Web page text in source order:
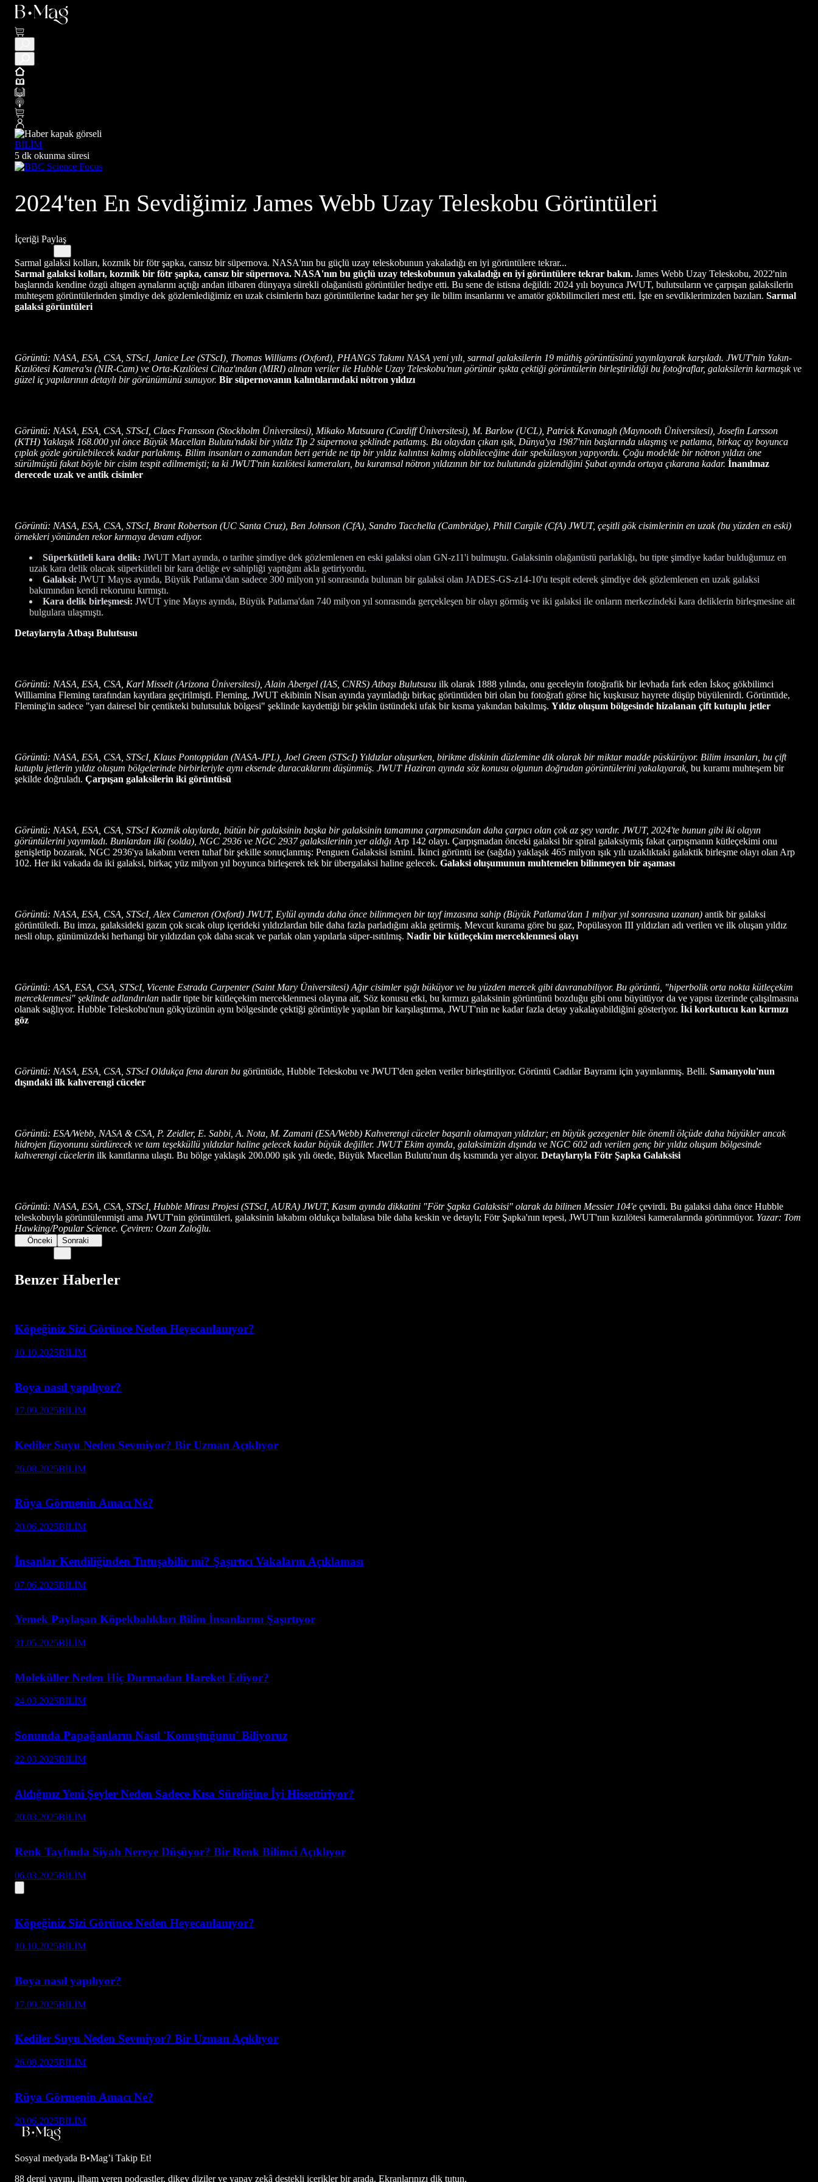
BİLİM
5 dk okunma süresi
2024'ten En Sevdiğimiz James Webb Uzay Teleskobu Görüntüleri
İçeriği Paylaş
Sarmal galaksi kolları, kozmik bir fötr şapka, cansız bir süpernova. NASA'nın bu güçlü uzay teleskobunun yakaladığı en iyi görüntülere tekrar...
Sarmal galaksi kolları, kozmik bir fötr şapka, cansız bir süpernova. NASA'nın bu güçlü uzay teleskobunun yakaladığı en iyi görüntülere tekrar bakın. James Webb Uzay Teleskobu, 2022'nin
başlarında kendine özgü altıgen aynalarını açtığı andan itibaren dünyaya sürekli olağanüstü görüntüler hediye etti. Bu sene de istisna değildi: 2024 yılı boyunca JWUT, bulutsuların ve çarpışan galaksilerin
muhteşem görüntülerinden şimdiye dek gözlemlediğimiz en uzak cisimlerin bazı görüntülerine kadar her şey ile bilim insanlarını ve amatör gökbilimcileri mest etti. İşte en sevdiklerimizden bazıları. Sarmal
galaksi görüntüleri
Görüntü: NASA, ESA, CSA, STScI, Janice Lee (STScI), Thomas Williams (Oxford), PHANGS Takımı NASA yeni yılı, sarmal galaksilerin 19 müthiş görüntüsünü yayınlayarak karşıladı. JWUT'nin Yakın-
Kızılötesi Kamera'sı (NIR-Cam) ve Orta-Kızılötesi Cihaz'ından (MIRI) alınan veriler ile Hubble Uzay Teleskobu'nun görünür ışıkta çektiği görüntülerin birleştirildiği bu fotoğraflar, galaksilerin karmaşık ve
güzel iç yapılarının detaylı bir görünümünü sunuyor. Bir süpernovanın kalıntılarındaki nötron yıldızı
Görüntü: NASA, ESA, CSA, STScI, Claes Fransson (Stockholm Üniversitesi), Mikako Matsuura (Cardiff Üniversitesi), M. Barlow (UCL), Patrick Kavanagh (Maynooth Üniversitesi), Josefin Larsson
(KTH) Yaklaşık 168.000 yıl önce Büyük Macellan Bulutu'ndaki bir yıldız Tip 2 süpernova şeklinde patlamış. Bu olaydan çıkan ışık, Dünya'ya 1987'nin başlarında ulaşmış ve patlama, birkaç ay boyunca
çıplak gözle görülebilecek kadar parlakmış. Bilim insanları o zamandan beri geride ne tip bir yıldız kalıntısı kalmış olabileceğine dair spekülasyon yapıyordu. Çoğu modelde bir nötron yıldızı öne
sürülmüştü fakat böyle bir cisim tespit edilmemişti; ta ki JWUT'nin kızılötesi kameraları, bu kuramsal nötron yıldızının bir toz bulutunda gizlendiğini Şubat ayında ortaya çıkarana kadar. İnanılmaz
derecede uzak ve antik cisimler
Görüntü: NASA, ESA, CSA, STScI, Brant Robertson (UC Santa Cruz), Ben Johnson (CfA), Sandro Tacchella (Cambridge), Phill Cargile (CfA) JWUT, çeşitli gök cisimlerinin en uzak (bu yüzden en eski)
örnekleri yönünden rekor kırmaya devam ediyor.
Süperkütleli kara delik: JWUT Mart ayında, o tarihte şimdiye dek gözlemlenen en eski galaksi olan GN-z11'i bulmuştu. Galaksinin olağanüstü parlaklığı, bu tipte şimdiye kadar bulduğumuz en
uzak kara delik olacak süperkütleli bir kara deliğe ev sahipliği yaptığını akla getiriyordu.
Galaksi: JWUT Mayıs ayında, Büyük Patlama'dan sadece 300 milyon yıl sonrasında bulunan bir galaksi olan JADES-GS-z14-10'u tespit ederek şimdiye dek gözlemlenen en uzak galaksi
bakımından kendi rekorunu kırmıştı.
Kara delik birleşmesi: JWUT yine Mayıs ayında, Büyük Patlama'dan 740 milyon yıl sonrasında gerçekleşen bir olayı görmüş ve iki galaksi ile onların merkezindeki kara deliklerin birleşmesine ait
bulgulara ulaşmıştı.
Detaylarıyla Atbaşı Bulutsusu
Görüntü: NASA, ESA, CSA, Karl Misselt (Arizona Üniversitesi), Alain Abergel (IAS, CNRS) Atbaşı Bulutsusu ilk olarak 1888 yılında, onu geceleyin fotoğrafik bir levhada fark eden İskoç gökbilimci
Williamina Fleming tarafından kayıtlara geçirilmişti. Fleming, JWUT ekibinin Nisan ayında yayınladığı birkaç görüntüden biri olan bu fotoğrafı görse hiç kuşkusuz hayrete düşüp büyülenirdi. Görüntüde,
Fleming'in sadece "yarı dairesel bir çentikteki bulutsuluk bölgesi" şeklinde kaydettiği bir şeklin üstündeki ufak bir kısma yakından bakılmış. Yıldız oluşum bölgesinde hizalanan çift kutuplu jetler
Görüntü: NASA, ESA, CSA, STScI, Klaus Pontoppidan (NASA-JPL), Joel Green (STScI) Yıldızlar oluşurken, birikme diskinin düzlemine dik olarak bir miktar madde püskürüyor. Bilim insanları, bu çift
kutuplu jetlerin yıldız oluşum bölgelerinde birbirleriyle aynı eksende duracaklarını düşünmüş. JWUT Haziran ayında söz konusu olgunun doğrudan görüntülerini yakalayarak, bu kuramı muhteşem bir
şekilde doğruladı. Çarpışan galaksilerin iki görüntüsü
Görüntü: NASA, ESA, CSA, STScI Kozmik olaylarda, bütün bir galaksinin başka bir galaksinin tamamına çarpmasından daha çarpıcı olan çok az şey vardır. JWUT, 2024'te bunun gibi iki olayın
görüntülerini yayımladı. Bunlardan ilki (solda), NGC 2936 ve NGC 2937 galaksilerinin yer aldığı Arp 142 olayı. Çarpışmadan önceki galaksi bir spiral galaksiymiş fakat çarpışmanın kütleçekimi onu
genişletip bozarak, NGC 2936'ya lakabını veren tuhaf bir şekille sonuçlanmış: Penguen Galaksisi ismini. İkinci görüntü ise (sağda) yaklaşık 465 milyon ışık yılı uzaklıktaki galaktik birleşme olayı olan Arp
102. Her iki vakada da iki galaksi, birkaç yüz milyon yıl boyunca birleşerek tek bir übergalaksi haline gelecek. Galaksi oluşumunun muhtemelen bilinmeyen bir aşaması
Görüntü: NASA, ESA, CSA, STScI, Alex Cameron (Oxford) JWUT, Eylül ayında daha önce bilinmeyen bir tayf imzasına sahip (Büyük Patlama'dan 1 milyar yıl sonrasına uzanan) antik bir galaksi
görüntüledi. Bu imza, galaksideki gazın çok sıcak olup içerideki yıldızlardan bile daha fazla parladığını akla getirmiş. Mevcut kurama göre bu gaz, Popülasyon III yıldızları adı verilen ve ilk oluşan yıldız
nesli olup, günümüzdeki herhangi bir yıldızdan çok daha sıcak ve parlak olan yapılarla süper-ısıtılmış. Nadir bir kütleçekim merceklenmesi olayı
Görüntü: ASA, ESA, CSA, STScI, Vicente Estrada Carpenter (Saint Mary Üniversitesi) Ağır cisimler ışığı büküyor ve bu yüzden mercek gibi davranabiliyor. Bu görüntü, "hiperbolik orta nokta kütleçekim
merceklenmesi" şeklinde adlandırılan nadir tipte bir kütleçekim merceklenmesi olayına ait. Söz konusu etki, bu kırmızı galaksinin görüntünü bozduğu gibi onu büyütüyor da ve yapısı üzerinde çalışılmasına
olanak sağlıyor. Hubble Teleskobu'nun gökyüzünün aynı bölgesinde çektiği görüntüyle yapılan bir karşılaştırma, JWUT'nin ne kadar fazla detay yakalayabildiğini gösteriyor. İki korkutucu kan kırmızı
göz
Görüntü: NASA, ESA, CSA, STScI Oldukça fena duran bu görüntüde, Hubble Teleskobu ve JWUT'den gelen veriler birleştiriliyor. Görüntü Cadılar Bayramı için yayınlanmış. Belli. Samanyolu'nun
dışındaki ilk kahverengi cüceler
Görüntü: ESA/Webb, NASA & CSA, P. Zeidler, E. Sabbi, A. Nota, M. Zamani (ESA/Webb) Kahverengi cüceler başarılı olamayan yıldızlar; en büyük gezegenler bile önemli ölçüde daha büyükler ancak
hidrojen füzyonunu sürdürecek ve tam teşekküllü yıldızlar haline gelecek kadar büyük değiller. JWUT Ekim ayında, galaksimizin dışında ve NGC 602 adı verilen genç bir yıldız oluşum bölgesinde
kahverengi cücelerin ilk kanıtlarına ulaştı. Bu bölge yaklaşık 200.000 ışık yılı ötede, Büyük Macellan Bulutu'nun dış kısmında yer alıyor. Detaylarıyla Fötr Şapka Galaksisi
Görüntü: NASA, ESA, CSA, STScI, Hubble Mirası Projesi (STScI, AURA) JWUT, Kasım ayında dikkatini "Fötr Şapka Galaksisi" olarak da bilinen Messier 104'e çevirdi. Bu galaksi daha önce Hubble
teleskobuyla görüntülenmişti ama JWUT'nin görüntüleri, galaksinin lakabını oldukça baltalasa bile daha keskin ve detaylı; Fötr Şapka'nın tepesi, JWUT'nın kızılötesi kameralarında görünmüyor. Yazar: Tom
Hawking/Popular Science. Çeviren: Ozan Zaloğlu.
Önceki Sonraki
Benzer Haberler
Köpeğiniz Sizi Görünce Neden Heyecanlanıyor?
10.10.2025BİLİM
Boya nasıl yapılıyor?
17.09.2025BİLİM
Kediler Suyu Neden Sevmiyor? Bir Uzman Açıklıyor
26.08.2025BİLİM
Rüya Görmenin Amacı Ne?
20.06.2025BİLİM
İnsanlar Kendiliğinden Tutuşabilir mi? Şaşırtıcı Vakaların Açıklaması
07.06.2025BİLİM
Yemek Paylaşan Köpekbalıkları Bilim İnsanlarını Şaşırtıyor
31.05.2025BİLİM
Moleküller Neden Hiç Durmadan Hareket Ediyor?
24.03.2025BİLİM
Sonunda Papağanların Nasıl 'Konuştuğunu' Biliyoruz
22.03.2025BİLİM
Aldığınız Yeni Şeyler Neden Sadece Kısa Süreliğine İyi Hissettiriyor?
20.03.2025BİLİM
Renk Tayfında Siyah Nereye Düşüyor? Bir Renk Bilimci Açıklıyor
06.03.2025BİLİM
Köpeğiniz Sizi Görünce Neden Heyecanlanıyor?
10.10.2025BİLİM
Boya nasıl yapılıyor?
17.09.2025BİLİM
Kediler Suyu Neden Sevmiyor? Bir Uzman Açıklıyor
26.08.2025BİLİM
Rüya Görmenin Amacı Ne?
20.06.2025BİLİM
Sosyal medyada B•Mag’i Takip Et!
88 dergi yayını, ilham veren podcastler, dikey diziler ve yapay zekâ destekli içerikler bir arada. Ekranlarınızı dik tutun.